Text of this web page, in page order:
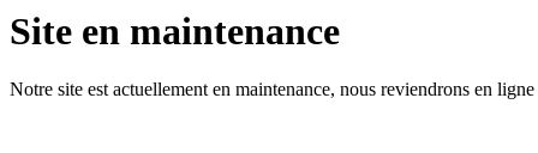
Site en maintenance
Notre site est actuellement en maintenance, nous reviendrons en